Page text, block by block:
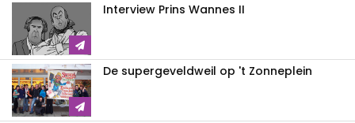
Interview Prins Wannes II
De supergeveldweil op 't Zonneplein